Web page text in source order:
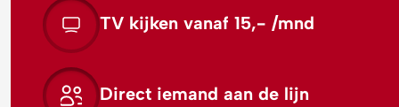
TV kijken vanaf 15,- /mnd
Direct iemand aan de lijn